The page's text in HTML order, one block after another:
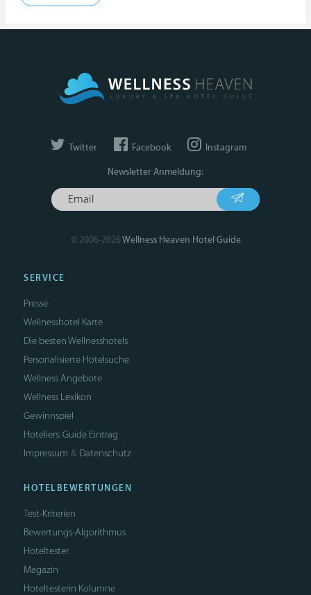
Twitter Facebook Instagram
Newsletter Anmeldung:
© 2006-2026Wellness Heaven Hotel Guide
SERVICE
Presse
Wellnesshotel Karte
Die besten Wellnesshotels
Personalisierte Hotelsuche
Wellness Angebote
Wellness Lexikon
Gewinnspiel
Hoteliers: Guide Eintrag
Impressum & Datenschutz
HOTELBEWERTUNGEN
Test-Kriterien
Bewertungs-Algorithmus
Hoteltester
Magazin
Hoteltesterin Kolumne